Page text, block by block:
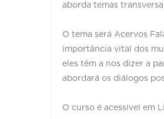
aborda temas
O tema será Acervos
importância vital dos
eles têm a nos dizer a
abordará os diálogos
O curso é acessível em